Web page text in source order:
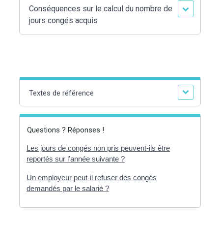
Conséquences sur le calcul du nombre de
jours congés acquis
Textes de référence
Questions ? Réponses !
Les jours de congés non pris peuvent-ils être
reportés sur l'année suivante ?
Un employeur peut-il refuser des congés
demandés par le salarié ?